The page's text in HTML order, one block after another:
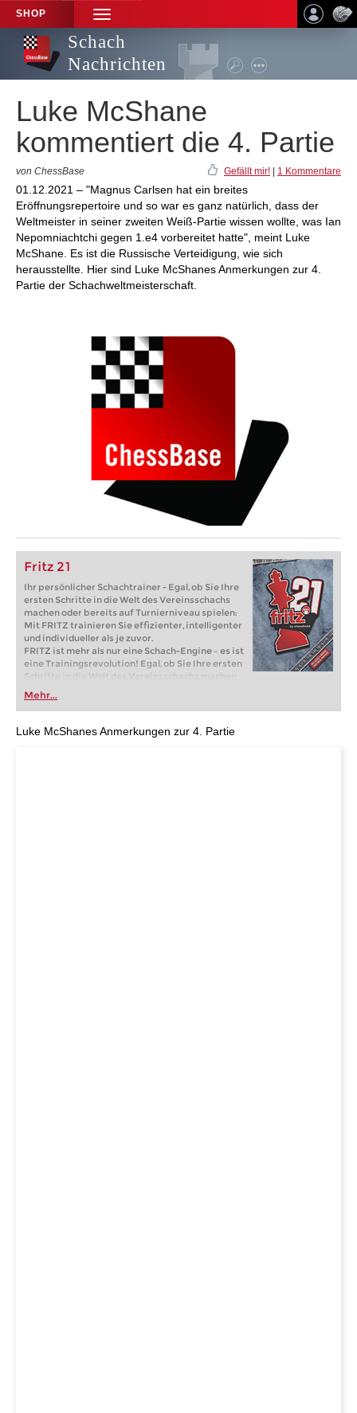
SHOP
TOGGLE
NAVIGATION
Schach
Nachrichten
Luke McShane
kommentiert die 4. Partie
von ChessBase Gefällt mir! 1 Kommentare
01.12.2021 – "Magnus Carlsen hat ein breites
Eröffnungsrepertoire und so war es ganz natürlich, dass der
Weltmeister in seiner zweiten Weiß-Partie wissen wollte, was Ian
Nepomniachtchi gegen 1.e4 vorbereitet hatte", meint Luke
McShane. Es ist die Russische Verteidigung, wie sich
herausstellte. Hier sind Luke McShanes Anmerkungen zur 4.
Partie der Schachweltmeisterschaft.
Fritz 21
Ihr persönlicher Schachtrainer - Egal, ob Sie Ihre
ersten Schritte in die Welt des Vereinsschachs
machen oder bereits auf Turnierniveau spielen:
Mit FRITZ trainieren Sie effizienter, intelligenter
und individueller als je zuvor.
FRITZ ist mehr als nur eine Schach-Engine – es ist
eine Trainingsrevolution! Egal, ob Sie Ihre ersten
Schritte in die Welt des Vereinsschachs machen
oder bereits auf Turnierniveau spielen: Mit
FRITZ trainieren Sie effizienter, intelligenter und
individueller als je zuvor.
Mehr...
Luke McShanes Anmerkungen zur 4. Partie